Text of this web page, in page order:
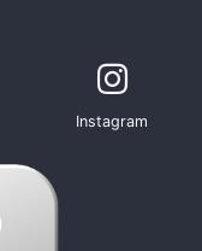
Instagram